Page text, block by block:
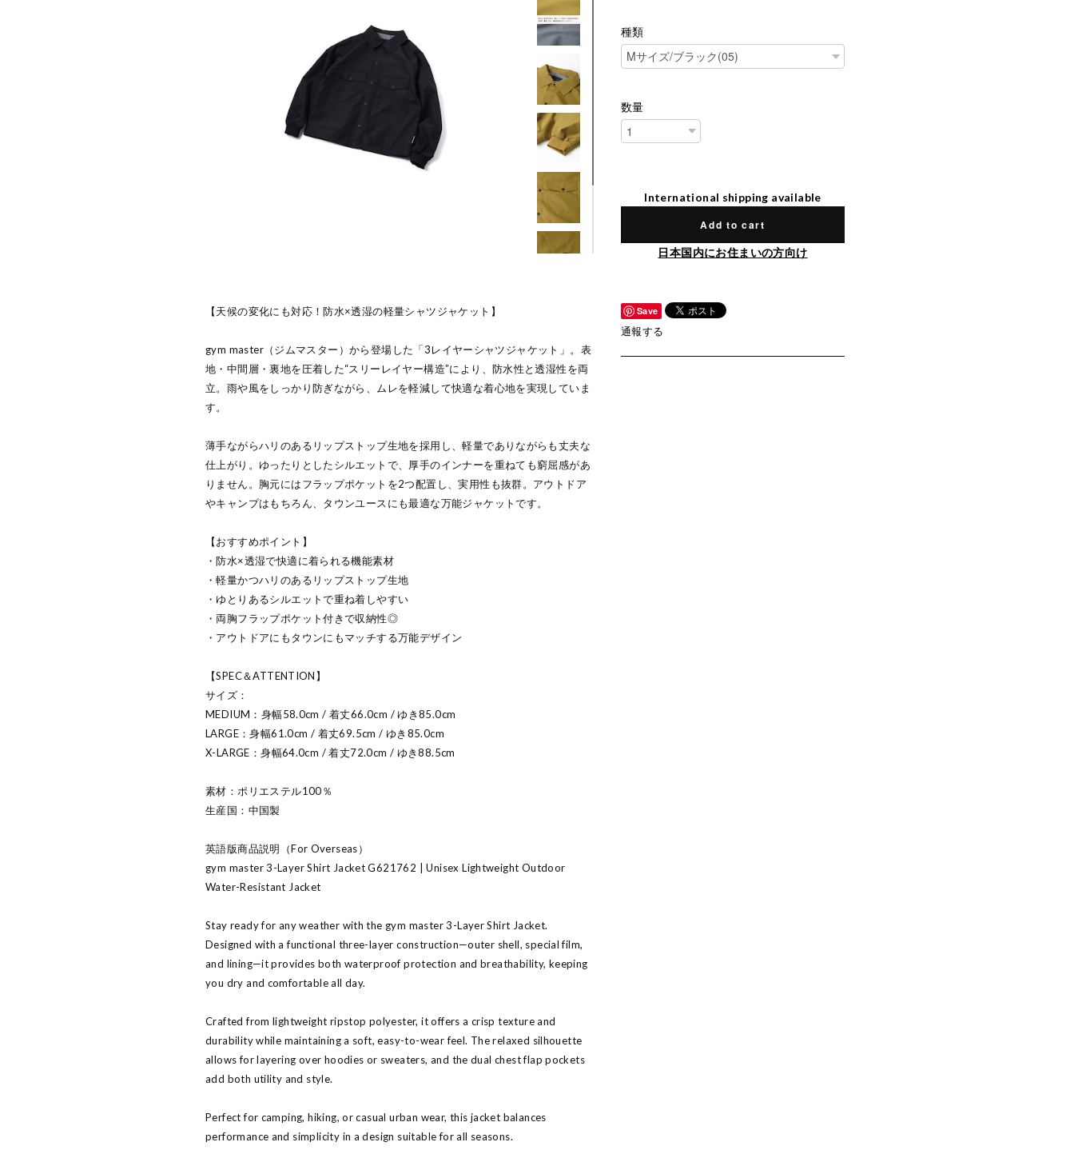
【天候の変化にも対応！防水×透湿の軽量シャツジャケット】
gym master（ジムマスター）から登場した「3レイヤーシャツジャケット」。表
地・中間層・裏地を圧着した“スリーレイヤー構造”により、防水性と透湿性を両
立。雨や風をしっかり防ぎながら、ムレを軽減して快適な着心地を実現していま
す。
薄手ながらハリのあるリップストップ生地を採用し、軽量でありながらも丈夫な
仕上がり。ゆったりとしたシルエットで、厚手のインナーを重ねても窮屈感があ
りません。胸元にはフラップポケットを2つ配置し、実用性も抜群。アウトドア
やキャンプはもちろん、タウンユースにも最適な万能ジャケットです。
【おすすめポイント】
・防水×透湿で快適に着られる機能素材
・軽量かつハリのあるリップストップ生地
・ゆとりあるシルエットで重ね着しやすい
・両胸フラップポケット付きで収納性◎
・アウトドアにもタウンにもマッチする万能デザイン
【SPEC＆ATTENTION】
サイズ：
MEDIUM：身幅58.0cm / 着丈66.0cm / ゆき85.0cm
LARGE：身幅61.0cm / 着丈69.5cm / ゆき85.0cm
X-LARGE：身幅64.0cm / 着丈72.0cm / ゆき88.5cm
素材：ポリエステル100％
生産国：中国製
英語版商品説明（For Overseas）
gym master 3-Layer Shirt Jacket G621762 | Unisex Lightweight Outdoor
Water-Resistant Jacket
Stay ready for any weather with the gym master 3-Layer Shirt Jacket.
Designed with a functional three-layer construction—outer shell, special film,
and lining—it provides both waterproof protection and breathability, keeping
you dry and comfortable all day.
Crafted from lightweight ripstop polyester, it offers a crisp texture and
durability while maintaining a soft, easy-to-wear feel. The relaxed silhouette
allows for layering over hoodies or sweaters, and the dual chest flap pockets
add both utility and style.
Perfect for camping, hiking, or casual urban wear, this jacket balances
performance and simplicity in a design suitable for all seasons.
種類
数量
International shipping available
Add to cart
日本国内にお住まいの方向け
Save
通報する